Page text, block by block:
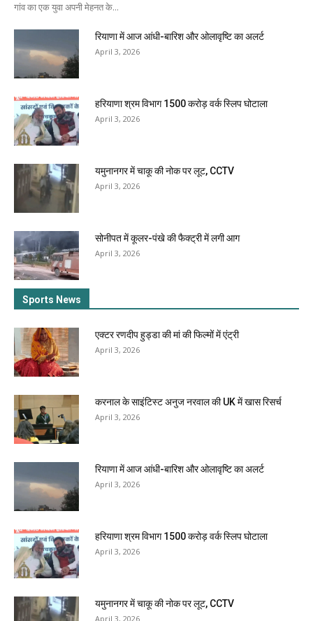
गांव का एक युवा अपनी मेहनत के...
रियाणा में आज आंधी-बारिश और ओलावृष्टि का अलर्ट
April 3, 2026
हरियाणा श्रम विभाग 1500 करोड़ वर्क स्लिप घोटाला
April 3, 2026
यमुनानगर में चाकू की नोक पर लूट, CCTV
April 3, 2026
सोनीपत में कूलर-पंखे की फैक्ट्री में लगी आग
April 3, 2026
Sports News
एक्टर रणदीप हुड्डा की मां की फिल्मों में एंट्री
April 3, 2026
करनाल के साइंटिस्ट अनुज नरवाल की UK में खास रिसर्च
April 3, 2026
रियाणा में आज आंधी-बारिश और ओलावृष्टि का अलर्ट
April 3, 2026
हरियाणा श्रम विभाग 1500 करोड़ वर्क स्लिप घोटाला
April 3, 2026
यमुनानगर में चाकू की नोक पर लूट, CCTV
April 3, 2026